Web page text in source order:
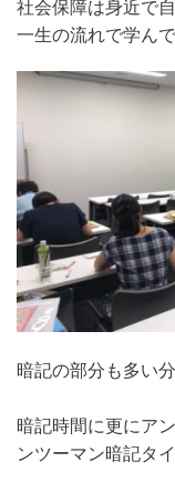
社会保障は身近で
一生の流れで学ん
暗記の部分も多い
暗記時間に更にア
ンツーマン暗記タ